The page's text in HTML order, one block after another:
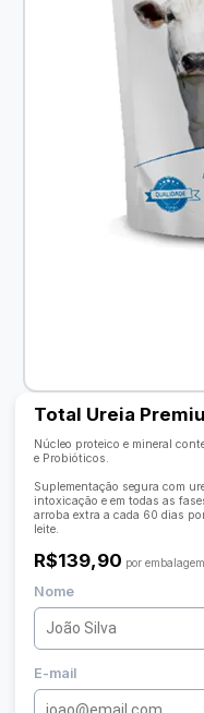
Total Ureia
Núcleo proteico e mineral
e Probióticos.
Suplementação segura com
intoxicação e em todas as
arroba extra a cada 60 dias
leite.
R$139,90 por embalagem
Nome
E-mail